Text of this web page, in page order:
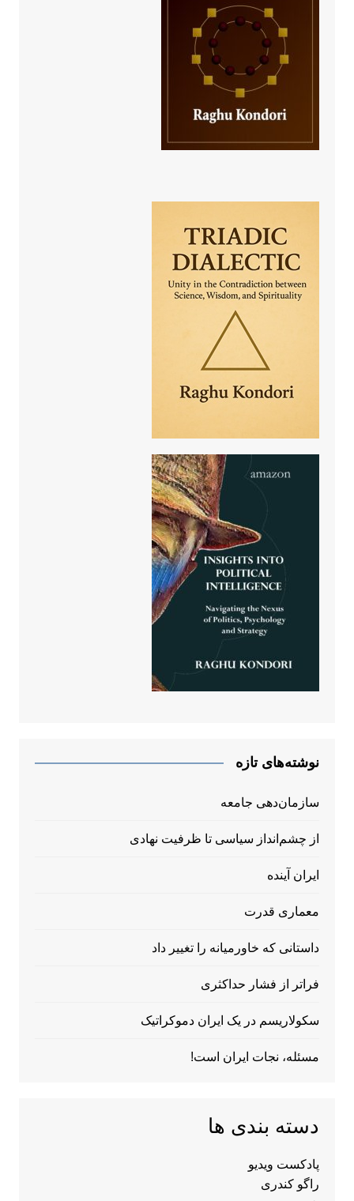
نوشته‌های تازه
سازمان‌دهی جامعه
از چشم‌انداز سیاسی تا ظرفیت نهادی
ایران آینده
معماری قدرت
داستانی که خاورمیانه را تغییر داد
فراتر از فشار حداکثری
سکولاریسم در یک ایران دموکراتیک
مسئله، نجات ایران است!
دسته بندی ها
پادکست ویدیو
راگو کندری